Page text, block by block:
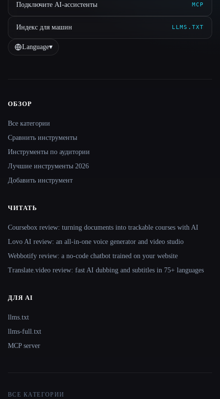
Подключите AI-ассистенты MCP
Индекс для машин LLMS.TXT
Language▾
Site navigation
ОБЗОР
Все категории
Сравнить инструменты
Инструменты по аудитории
Лучшие инструменты 2026
Добавить инструмент
ЧИТАТЬ
Coursebox review: turning documents into trackable courses with AI
Lovo AI review: an all-in-one voice generator and video studio
Webbotify review: a no-code chatbot trained on your website
Translate.video review: fast AI dubbing and subtitles in 75+ languages
ДЛЯ AI
llms.txt
llms-full.txt
MCP server
ВСЕ КАТЕГОРИИ